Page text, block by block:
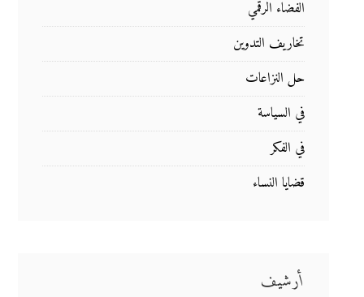
الفضاء الرقمي
تخاريف التدوين
حل النزاعات
في السياسة
في الفكر
قضايا النساء
أرشيف